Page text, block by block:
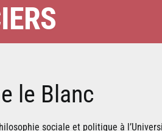
le Blanc
sociale et politique à